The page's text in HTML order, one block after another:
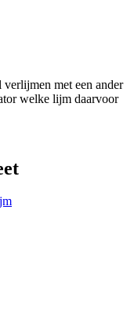
met een ander
welke lijm daarvoor